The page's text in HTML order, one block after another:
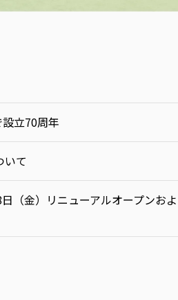
設立70周年
いて
（金）リニューアルオープンお